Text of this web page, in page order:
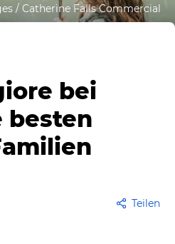
/ Catherine Falls Commercial
bei
besten
Teilen